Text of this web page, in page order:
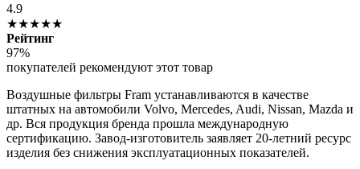
4.9
★★★★★
Рейтинг
97%
покупателей рекомендуют этот товар
Воздушные фильтры Fram устанавливаются в качестве
штатных на автомобили Volvo, Mercedes, Audi, Nissan, Mazda и
др. Вся продукция бренда прошла международную
сертификацию. Завод-изготовитель заявляет 20-летний ресурс
изделия без снижения эксплуатационных показателей.